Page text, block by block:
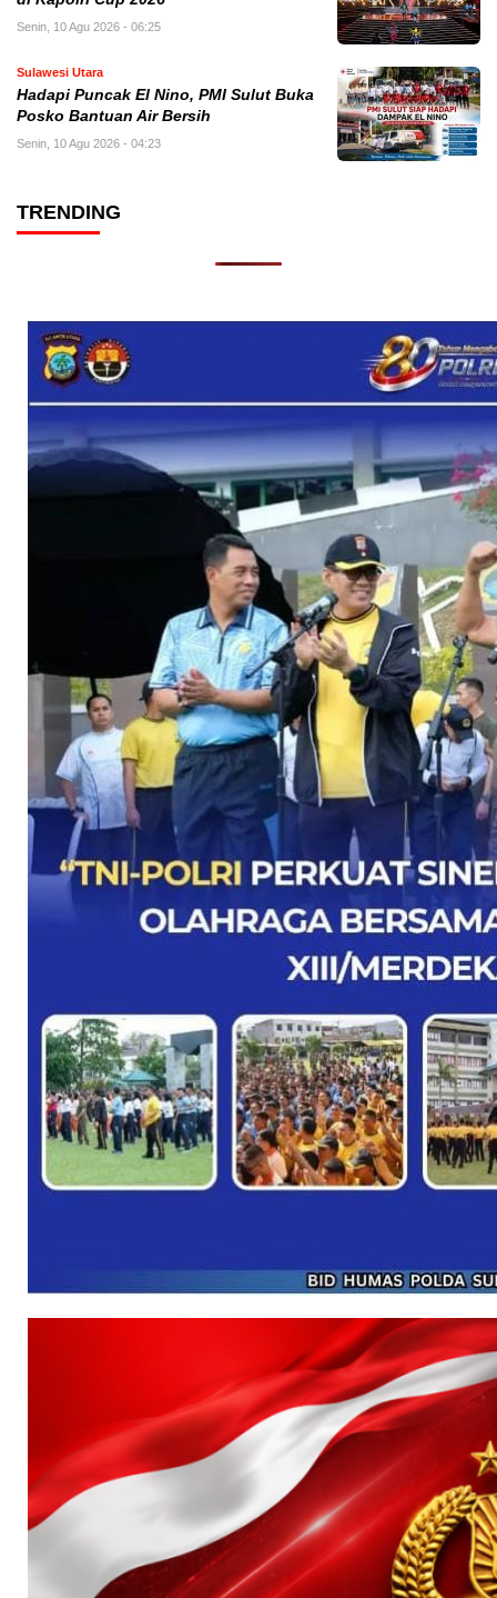
Senin, 10 Agu 2026 - 06:25
Sulawesi Utara
Hadapi Puncak El Nino, PMI Sulut Buka
Posko Bantuan Air Bersih
Senin, 10 Agu 2026 - 04:23
TRENDING